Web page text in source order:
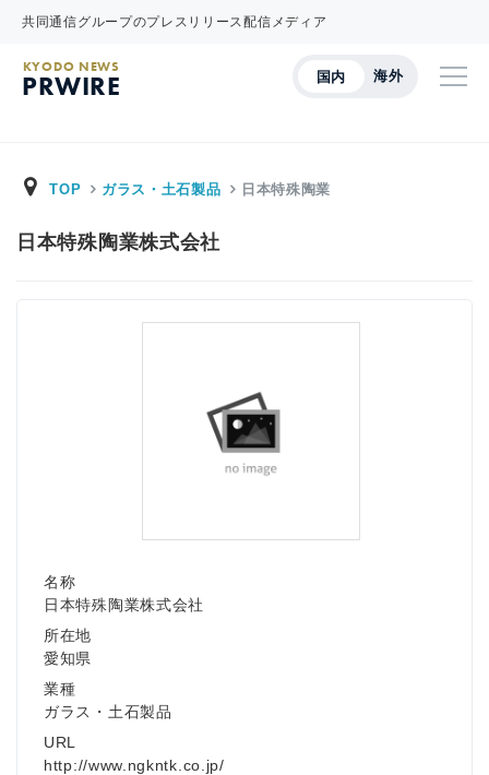
共同通信グループのプレスリリース配信メディア
国内 海外
KYODO NEWS
PRWIRE
TOP ガラス・土石製品 日本特殊陶業
日本特殊陶業株式会社
名称
日本特殊陶業株式会社
所在地
愛知県
業種
ガラス・土石製品
URL
http://www.ngkntk.co.jp/